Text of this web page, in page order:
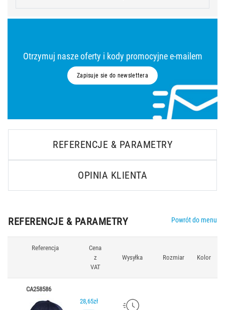
Otrzymuj nasze oferty i kody promocyjne e-mailem
Zapisuje sie do newslettera
REFERENCJE & PARAMETRY
OPINIA KLIENTA
REFERENCJE & PARAMETRY Powrót do menu
Referencja
Cena
z
VAT
Wysyłka Rozmiar Kolor
CA258586
28,65zł